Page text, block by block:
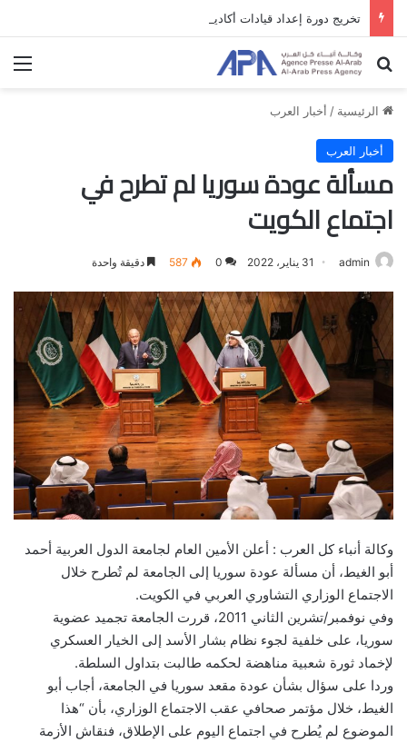
بحث عن
الرئيسية / أخبار العرب
أخبار العرب
مسألة عودة سوريا لم تطرح في
اجتماع الكويت
admin 31 يناير، 2022 0
587 دقيقة واحدة
وكالة أنباء كل العرب : أعلن الأمين العام لجامعة الدول العربية أحمد
أبو الغيط، أن مسألة عودة سوريا إلى الجامعة لم تُطرح خلال
الاجتماع الوزاري التشاوري العربي في الكويت.
وفي نوفمبر/تشرين الثاني 2011، قررت الجامعة تجميد عضوية
سوريا، على خلفية لجوء نظام بشار الأسد إلى الخيار العسكري
لإخماد ثورة شعبية مناهضة لحكمه طالبت بتداول السلطة.
وردا على سؤال بشأن عودة مقعد سوريا في الجامعة، أجاب أبو
الغيط، خلال مؤتمر صحافي عقب الاجتماع الوزاري، بأن “هذا
الموضوع لم يُطرح في اجتماع اليوم على الإطلاق، فنقاش الأزمة